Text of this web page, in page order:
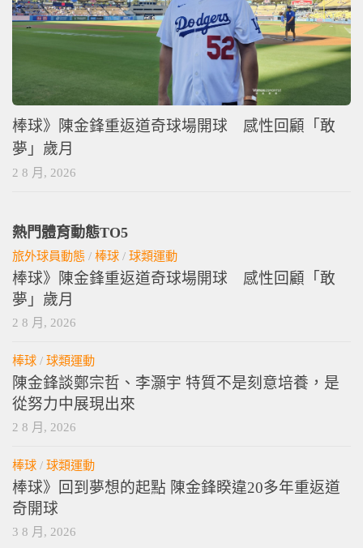
棒球》陳金鋒重返道奇球場開球 感性回顧「敢
夢」歲月
2 8 月, 2026
熱門體育動態TO5
旅外球員動態 / 棒球 / 球類運動
棒球》陳金鋒重返道奇球場開球 感性回顧「敢
夢」歲月
2 8 月, 2026
棒球 / 球類運動
陳金鋒談鄭宗哲、李灝宇 特質不是刻意培養，是
從努力中展現出來
2 8 月, 2026
棒球 / 球類運動
棒球》回到夢想的起點 陳金鋒睽違20多年重返道
奇開球
3 8 月, 2026